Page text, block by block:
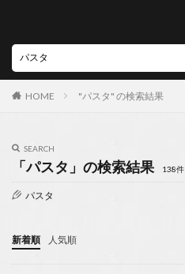
HOME "パスタ" の検索結果
SEARCH
「パスタ」の検索結果 138件
パスタ
新着順 人気順